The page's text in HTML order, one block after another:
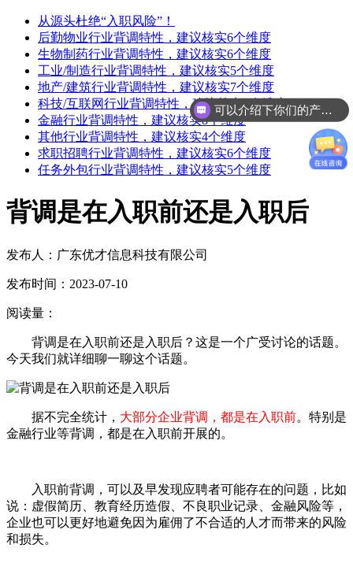
从源头杜绝“入职风险”！
后勤物业行业背调特性，建议核实6个维度
生物制药行业背调特性，建议核实6个维度
工业/制造行业背调特性，建议核实5个维度
地产/建筑行业背调特性，建议核实7个维度
科技/互联网行业背调特性，建议核实6个维度
金融行业背调特性，建议核实8个维度
其他行业背调特性，建议核实4个维度
求职招聘行业背调特性，建议核实6个维度
任务外包行业背调特性，建议核实5个维度
背调是在入职前还是入职后
发布人：广东优才信息科技有限公司
发布时间：2023-07-10
阅读量：
背调是在入职前还是入职后？这是一个广受讨论的话题。
今天我们就详细聊一聊这个话题。
据不完全统计， 大部分企业背调，都是在入职前。特别是
金融行业等背调，都是在入职前开展的。
入职前背调，可以及早发现应聘者可能存在的问题，比如
说：虚假简历、教育经历造假、不良职业记录、金融风险等，
企业也可以更好地避免因为雇佣了不合适的人才而带来的风险
和损失。
可以介绍下你们的产品么
你们是怎么收费的呢